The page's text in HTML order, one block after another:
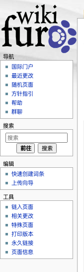
导航
国际门户
最近更改
随机页面
方针指引
帮助
群聊
搜索
编辑
快速创建词条
上传向导
工具
链入页面
相关更改
特殊页面
打印版本
永久链接
页面信息